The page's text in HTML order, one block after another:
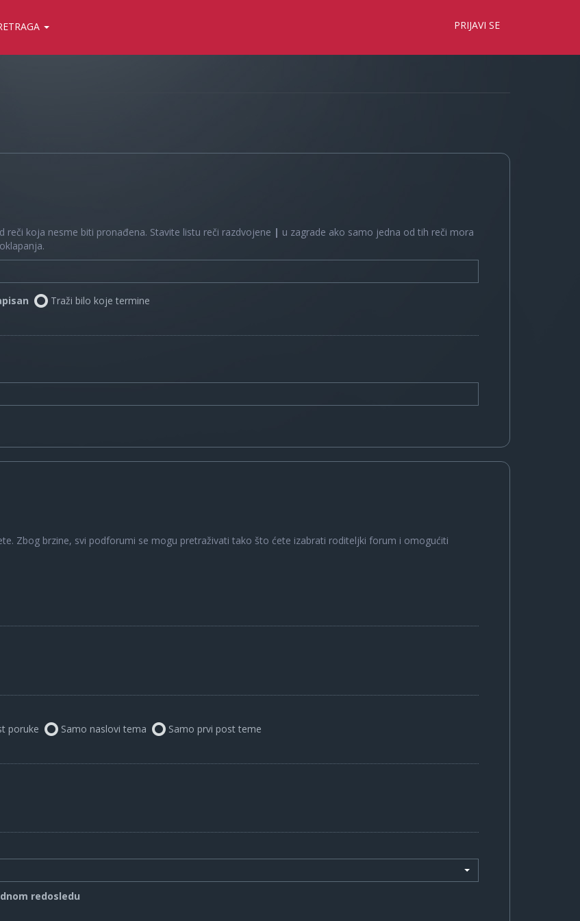
PRIJAVI SE
reči koja nesme biti pronađena. Stavite listu reči razdvojene | u zagrade ako samo jedna od tih reči mora
Traži bilo koje termine
Zbog brzine, svi podforumi se mogu pretraživati tako što ćete izabrati roditeljki forum i omogućiti
poruke Samo naslovi tema Samo prvi post teme
redosledu